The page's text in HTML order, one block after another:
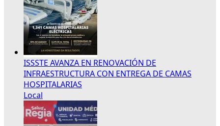
ISSSTE AVANZA EN RENOVACIÓN DE
INFRAESTRUCTURA CON ENTREGA DE CAMAS
HOSPITALARIAS
Local